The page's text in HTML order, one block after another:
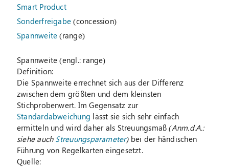
Smart Product
Sonderfreigabe (concession)
Spannweite (range)
Spannweite(engl.: range)
Definition:
Die Spannweite errechnet sich aus der Differenz
zwischen dem größten und dem kleinsten
Stichprobenwert. Im Gegensatz zur
Standardabweichung lässt sie sich sehr einfach
ermitteln und wird daher als Streuungsmaß(Anm.d.A.:
siehe auch Streuungsparameter)bei der händischen
Führung von Regelkarten eingesetzt.
Quelle: